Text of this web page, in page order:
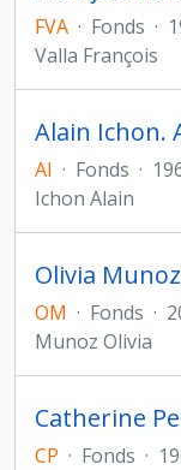
FVA · Fonds ·
Valla François
AI · Fonds ·
Ichon Alain
Olivia
OM · Fonds ·
Munoz Olivia
CP · Fonds ·